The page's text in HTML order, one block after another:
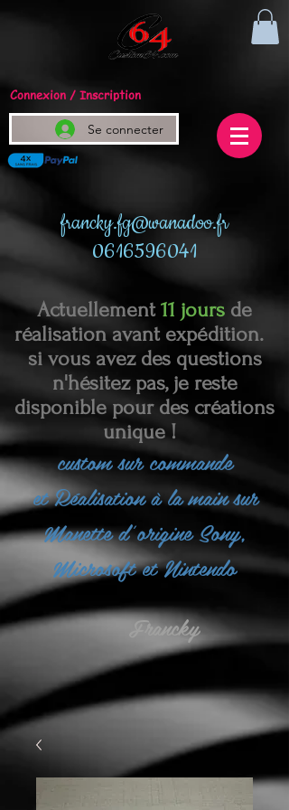
Connexion / Inscription
Se connecter
francky.fg@wanadoo.fr
0616596041
Actuellement 11 jours de
réalisation avant expédition.
si vous avez des questions
n'hésitez pas, je reste
disponible pour des créations
unique !
custom sur commande
etRéalisation à la main sur
Manette d'origine Sony,
Microsoft et Nintendo
Francky